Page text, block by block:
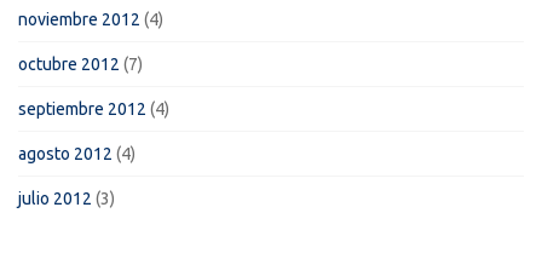
noviembre 2012 (4)
octubre 2012 (7)
septiembre 2012 (4)
agosto 2012 (4)
julio 2012 (3)